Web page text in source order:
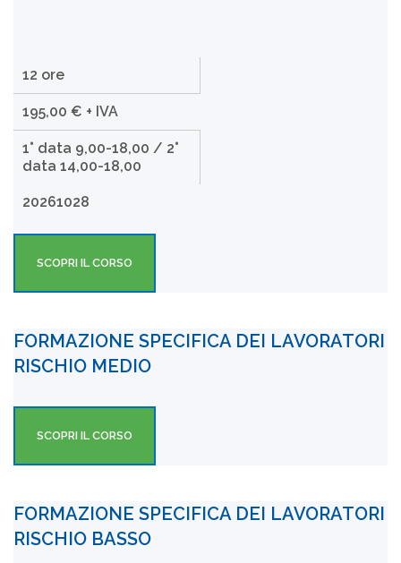
12 ore
195,00 € + IVA
1° data 9,00-18,00 / 2°
data 14,00-18,00
20261028
SCOPRI IL CORSO
FORMAZIONE SPECIFICA DEI LAVORATORI
RISCHIO MEDIO
SCOPRI IL CORSO
FORMAZIONE SPECIFICA DEI LAVORATORI
RISCHIO BASSO